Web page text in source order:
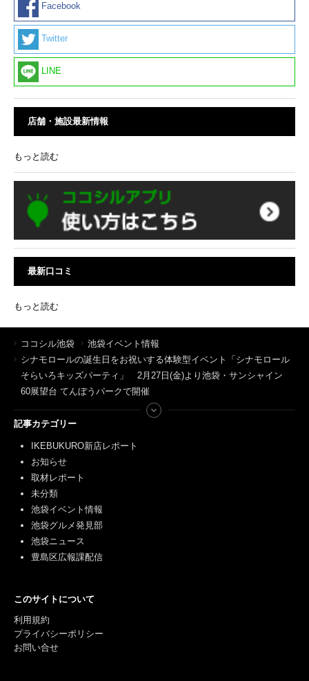
Facebook
Twitter
LINE
店舗・施設最新情報
もっと読む
最新口コミ
もっと読む
ココシル池袋
池袋イベント情報
シナモロールの誕生日をお祝いする体験型イベント「シナモロール
そらいろキッズパーティ」 2月27日(金)より池袋・サンシャイン
60展望台 てんぼうパークで開催
記事カテゴリー
IKEBUKURO新店レポート
お知らせ
取材レポート
未分類
池袋イベント情報
池袋グルメ発見部
池袋ニュース
豊島区広報課配信
このサイトについて
利用規約
プライバシーポリシー
お問い合せ